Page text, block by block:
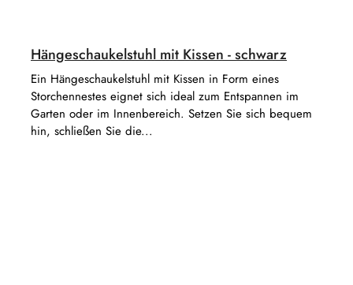
Hängeschaukelstuhl mit Kissen - schwarz
Ein Hängeschaukelstuhl mit Kissen in Form eines
Storchennestes eignet sich ideal zum Entspannen im
Garten oder im Innenbereich. Setzen Sie sich bequem
hin, schließen Sie die...